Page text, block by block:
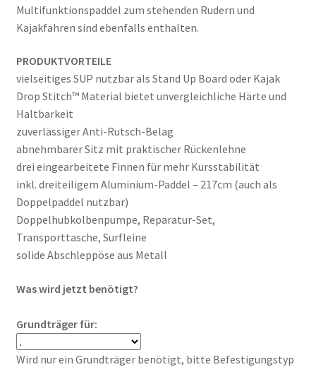
Multifunktionspaddel zum stehenden Rudern und
Kajakfahren sind ebenfalls enthalten.
PRODUKTVORTEILE
vielseitiges SUP nutzbar als Stand Up Board oder Kajak
Drop Stitch™ Material bietet unvergleichliche Härte und
Haltbarkeit
zuverlässiger Anti-Rutsch-Belag
abnehmbarer Sitz mit praktischer Rückenlehne
drei eingearbeitete Finnen für mehr Kursstabilität
inkl. dreiteiligem Aluminium-Paddel – 217cm (auch als
Doppelpaddel nutzbar)
Doppelhubkolbenpumpe, Reparatur-Set,
Transporttasche, Surfleine
solide Abschleppöse aus Metall
Was wird jetzt benötigt?
Grundträger für:
Wird nur ein Grundträger benötigt, bitte Befestigungstyp